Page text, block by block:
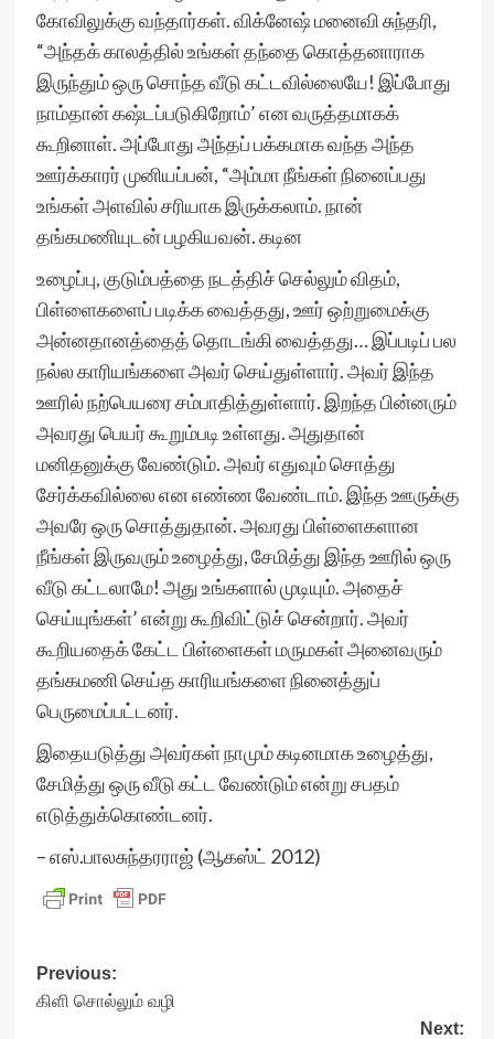
கோவிலுக்கு வந்தார்கள். விக்னேஷ் மனைவி சுந்தரி,
“அந்தக் காலத்தில் உங்கள் தந்தை கொத்தனாராக
இருந்தும் ஒரு சொந்த வீடு கட்டவில்லையே! இப்போது
நாம்தான் கஷ்டப்படுகிறோம்’ என வருத்தமாகக்
கூறினாள். அப்போது அந்தப் பக்கமாக வந்த அந்த
ஊர்க்காரர் முனியப்பன், “அம்மா நீங்கள் நினைப்பது
உங்கள் அளவில் சரியாக இருக்கலாம். நான்
தங்கமணியுடன் பழகியவன். கடின
உழைப்பு, குடும்பத்தை நடத்திச் செல்லும் விதம்,
பிள்ளைகளைப் படிக்க வைத்தது, ஊர் ஒற்றுமைக்கு
அன்னதானத்தைத் தொடங்கி வைத்தது… இப்படிப் பல
நல்ல காரியங்களை அவர் செய்துள்ளார். அவர் இந்த
ஊரில் நற்பெயரை சம்பாதித்துள்ளார். இறந்த பின்னரும்
அவரது பெயர் கூறும்படி உள்ளது. அதுதான்
மனிதனுக்கு வேண்டும். அவர் எதுவும் சொத்து
சேர்க்கவில்லை என எண்ண வேண்டாம். இந்த ஊருக்கு
அவரே ஒரு சொத்துதான். அவரது பிள்ளைகளான
நீங்கள் இருவரும் உழைத்து, சேமித்து இந்த ஊரில் ஒரு
வீடு கட்டலாமே! அது உங்களால் முடியும். அதைச்
செய்யுங்கள்’ என்று கூறிவிட்டுச் சென்றார். அவர்
கூறியதைக் கேட்ட பிள்ளைகள் மருமகள் அனைவரும்
தங்கமணி செய்த காரியங்களை நினைத்துப்
பெருமைப்பட்டனர்.
இதையடுத்து அவர்கள் நாமும் கடினமாக உழைத்து,
சேமித்து ஒரு வீடு கட்ட வேண்டும் என்று சபதம்
எடுத்துக்கொண்டனர்.
– எஸ்.பாலசுந்தரராஜ் (ஆகஸ்ட் 2012)
Post
navigation
Previous:
கிளி சொல்லும் வழி
Next: